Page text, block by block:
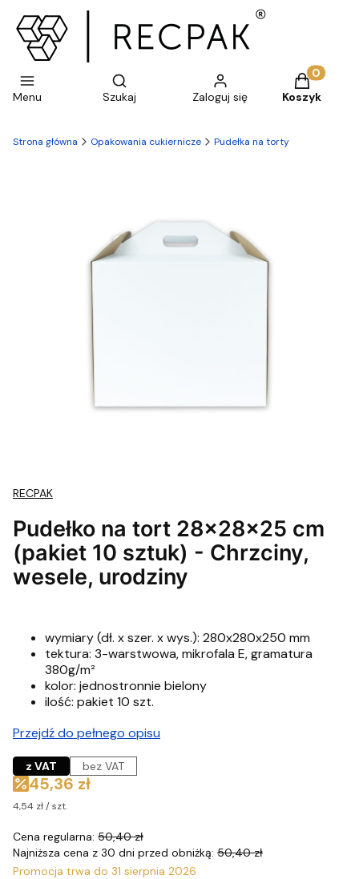
Menu
Otwórz wyszukiwarkę
Szukaj Zaloguj się
Produkty
Koszyk
Strona główna Opakowania cukiernicze Pudełka na torty
RECPAK
Pudełko na tort 28x28x25 cm
(pakiet 10 sztuk) - Chrzciny,
wesele, urodziny
wymiary (dł. x szer. x wys.): 280x280x250 mm
tektura: 3-warstwowa, mikrofala E, gramatura
380g/m²
kolor: jednostronnie bielony
ilość: pakiet 10 szt.
Przejdź do pełnego opisu
z VAT bez VAT
45,36 zł
4,54 zł / szt.
Cena regularna: 50,40 zł
Najniższa cena z 30 dni przed obniżką: 50,40 zł
Promocja trwa do 31 sierpnia 2026